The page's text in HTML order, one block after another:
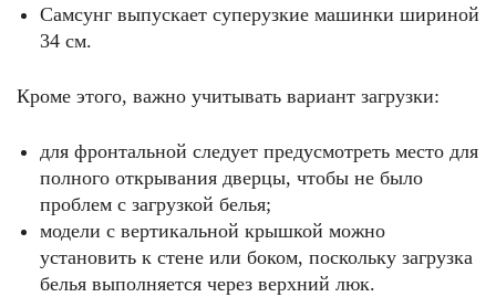
Самсунг выпускает суперузкие машинки шириной
34 см.
Кроме этого, важно учитывать вариант загрузки:
для фронтальной следует предусмотреть место для
полного открывания дверцы, чтобы не было
проблем с загрузкой белья;
модели с вертикальной крышкой можно
установить к стене или боком, поскольку загрузка
белья выполняется через верхний люк.